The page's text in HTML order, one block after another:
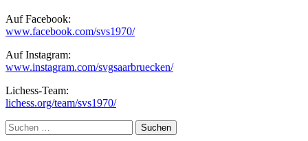
Auf Facebook:
www.facebook.com/svs1970/
Auf Instagram:
www.instagram.com/svgsaarbruecken/
Lichess-Team:
lichess.org/team/svs1970/
Suche